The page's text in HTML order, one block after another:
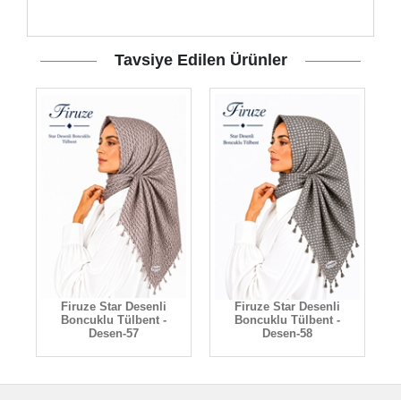
Tavsiye Edilen Ürünler
Firuze Star Desenli
Boncuklu Tülbent -
Desen-57
Firuze Star Desenli
Boncuklu Tülbent -
Desen-58